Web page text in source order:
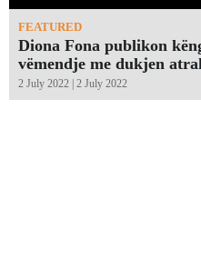
FEATURED
Diona Fona publikon
vëmendje me dukjen
2 July 2022 | 2 July 2022